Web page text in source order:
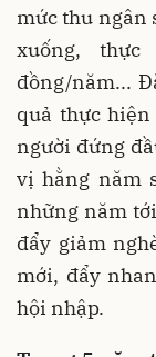
mức thu ngân
xuống,
đồng/năm...
quả thực
người đứng
vị hằng năm
những năm
đẩy giảm
mới, đẩy
hội nhập.